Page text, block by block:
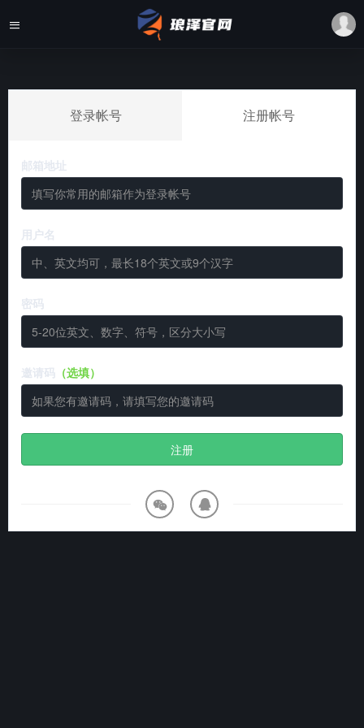
登录帐号 注册帐号
邮箱地址
用户名
密码
邀请码 （选填）
注册